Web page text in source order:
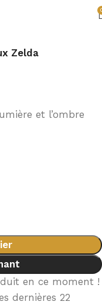
Zelda
et l’ombre
en ce moment !
dernières 22